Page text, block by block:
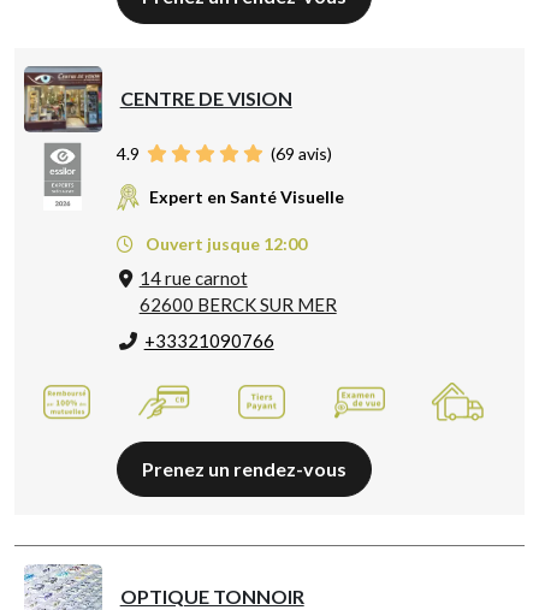
CENTRE DE VISION
4.9 (69 avis)
Expert en Santé Visuelle
Ouvert jusque 12:00
14 rue carnot
62600 BERCK SUR MER
+33321090766
Prenez un rendez-vous
OPTIQUE TONNOIR